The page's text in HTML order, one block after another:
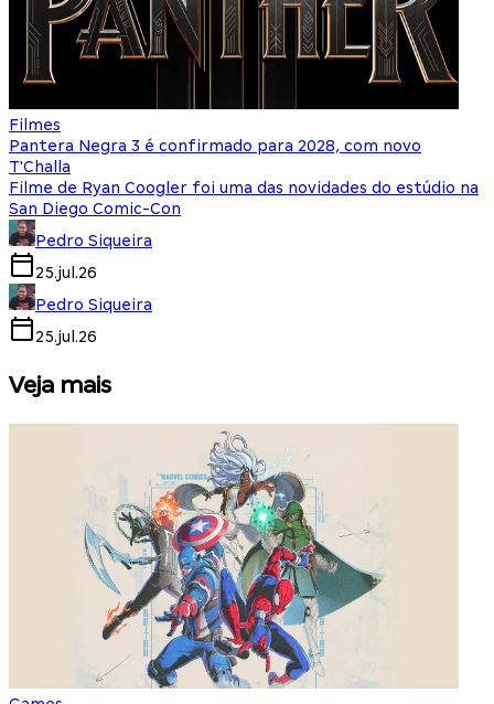
Filmes
Pantera Negra 3 é confirmado para 2028, com novo
T'Challa
Filme de Ryan Coogler foi uma das novidades do estúdio na
San Diego Comic-Con
Pedro Siqueira
25.jul.26
Pedro Siqueira
25.jul.26
Veja mais